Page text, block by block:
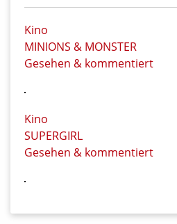
Kino
MINIONS & MONSTER
Gesehen & kommentiert
Kino
SUPERGIRL
Gesehen & kommentiert